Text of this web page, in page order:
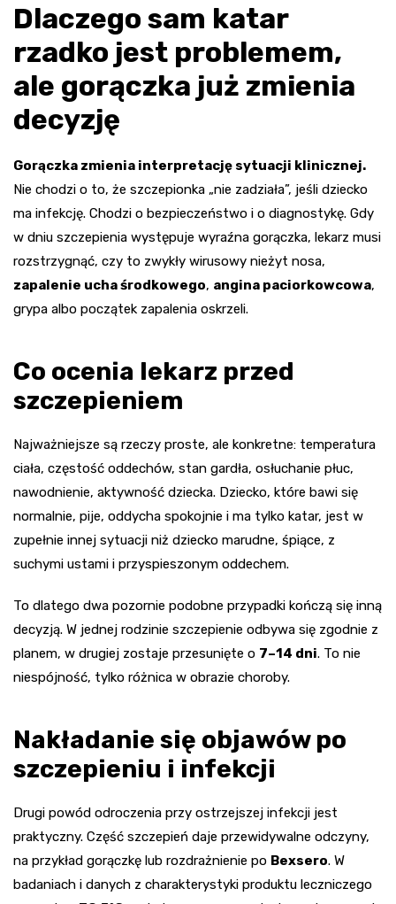
Dlaczego sam katar
rzadko jest problemem,
ale gorączka już zmienia
decyzję
Gorączka zmienia interpretację sytuacji klinicznej.
Nie chodzi o to, że szczepionka „nie zadziała”, jeśli dziecko
ma infekcję. Chodzi o bezpieczeństwo i o diagnostykę. Gdy
w dniu szczepienia występuje wyraźna gorączka, lekarz musi
rozstrzygnąć, czy to zwykły wirusowy nieżyt nosa,
zapalenie ucha środkowego, angina paciorkowcowa,
grypa albo początek zapalenia oskrzeli.
Co ocenia lekarz przed
szczepieniem
Najważniejsze są rzeczy proste, ale konkretne: temperatura
ciała, częstość oddechów, stan gardła, osłuchanie płuc,
nawodnienie, aktywność dziecka. Dziecko, które bawi się
normalnie, pije, oddycha spokojnie i ma tylko katar, jest w
zupełnie innej sytuacji niż dziecko marudne, śpiące, z
suchymi ustami i przyspieszonym oddechem.
To dlatego dwa pozornie podobne przypadki kończą się inną
decyzją. W jednej rodzinie szczepienie odbywa się zgodnie z
planem, w drugiej zostaje przesunięte o 7–14 dni. To nie
niespójność, tylko różnica w obrazie choroby.
Nakładanie się objawów po
szczepieniu i infekcji
Drugi powód odroczenia przy ostrzejszej infekcji jest
praktyczny. Część szczepień daje przewidywalne odczyny,
na przykład gorączkę lub rozdrażnienie po Bexsero. W
badaniach i danych z charakterystyki produktu leczniczego